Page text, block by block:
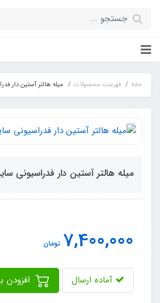
خانه فهرست محصولات میله هالتر آستین دار
میله هالتر آستین دار فدراسیونی سایز
7,400,000 تومان
آماده ارسال